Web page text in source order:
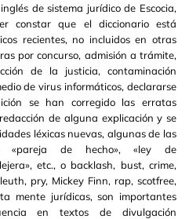
de sistema jurídico de Escocia,
constar que el diccionario está
recientes, no incluidos en otras
por concurso, admisión a trámite,
de la justicia, contaminación
de virus informáticos, declararse
se han corregido las erratas
de alguna explicación y se
léxicas nuevas, algunas de las
«pareja de hecho», «ley de
etc., o backlash, bust, crime,
pry, Mickey Finn, rap, scotfree,
mente jurídicas, son importantes
en textos de divulgación